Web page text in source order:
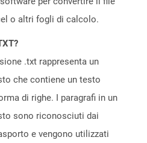
o altri fogli di calcolo.
.txt rappresenta un
che contiene un testo
di righe. I paragrafi in un
sono riconosciuti dai
e vengono utilizzati